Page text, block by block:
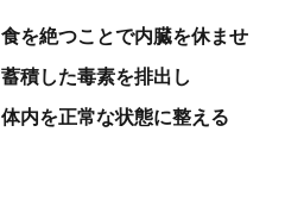
食を絶つことで内臓を休ませ
蓄積した毒素を排出し
体内を正常な状態に整える